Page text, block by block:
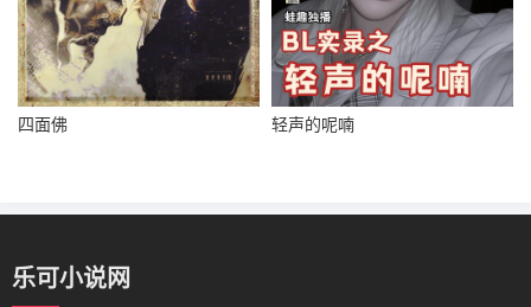
四面佛 轻声的呢喃
乐可小说网